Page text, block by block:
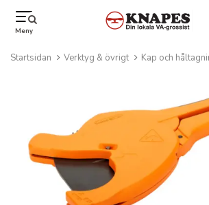
Meny
Startsidan Verktyg & övrigt Kap och